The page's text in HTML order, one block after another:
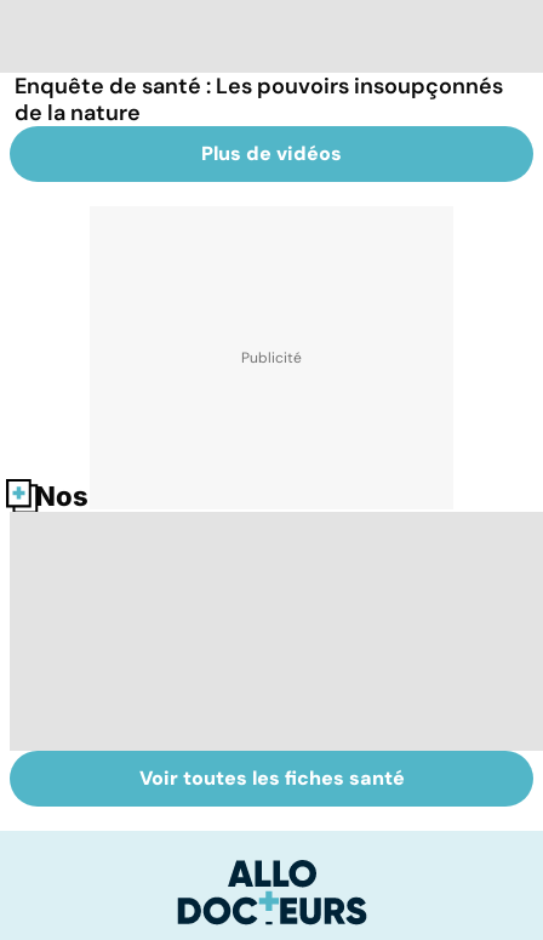
Enquête de santé : Les pouvoirs insoupçonnés
de la nature
Plus de vidéos
Nos fiches santé
La tuberculose
pulmonaire
Embolie
pulmonaire : un
l'artère
pulmonaire
Voir toutes les fiches santé